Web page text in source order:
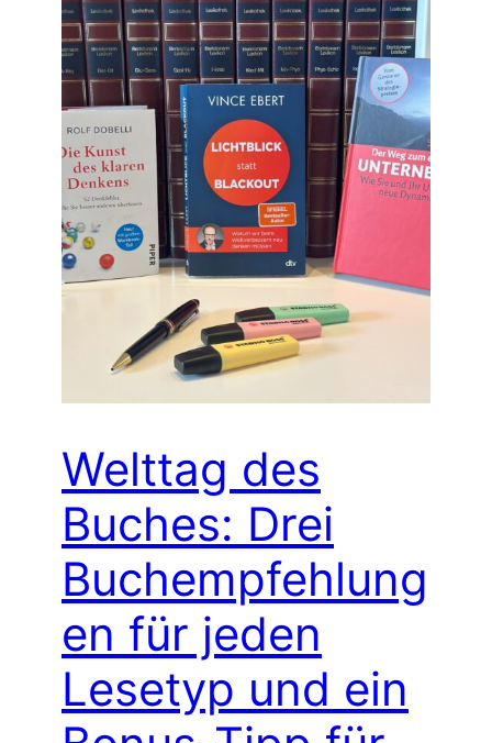
Welttag des
Buches: Drei
Buchempfehlung
en für jeden
Lesetyp und ein